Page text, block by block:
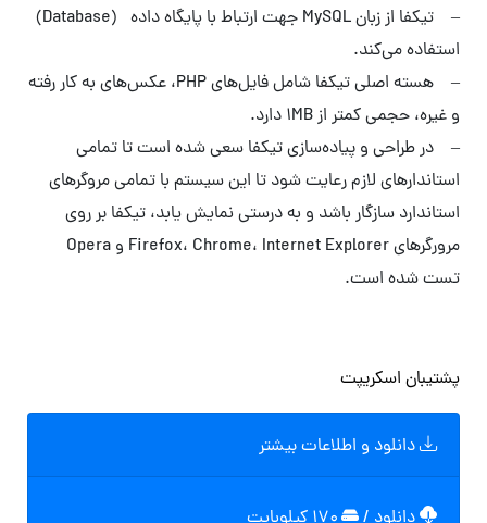
– تیکفا از زبان MySQL جهت ارتباط با پایگاه داده (Database)
استفاده می‌کند.
– هسته اصلی تیکفا شامل فایل‌های PHP، عکس‌های به کار رفته
و غیره، حجمی کمتر از 1MB دارد.
– در طراحی و پیاده‌سازی تیکفا سعی شده است تا تمامی
استاندارهای لازم رعایت شود تا این سیستم با تمامی مروگرهای
استاندارد سازگار باشد و به درستی نمایش یابد، تیکفا بر روی
تست شده است.
پشتیبان اسکریپت
دانلود و اطلاعات بیشتر